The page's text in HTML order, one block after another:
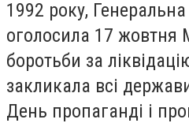
1992 року,
оголосила 17
боротьби за
закликала всі
День пропаганді і